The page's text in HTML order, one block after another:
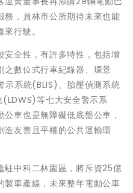
務，員林市公所期待未來也能
行駛。
安全性，有許多特性，包括增
之數位式行車紀錄器、環景
系統(BLIS)、胎壓偵測系統
等七大安全警示系
車也是無障礙低底盤公車，
造友善且平權的公共運輸環
駐中科二林園區，將斥資25億
製車產線，未來整年電動公車